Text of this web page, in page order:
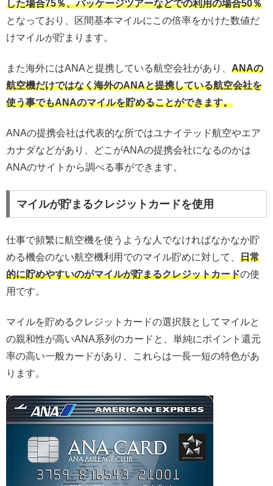
した場合75％、パッケージツアーなどでの利用の場合50％
となっており、区間基本マイルにこの倍率をかけた数値だ
けマイルが貯まります。
また海外にはANAと提携している航空会社があり、 ANAの
航空機だけではなく海外のANAと提携している航空会社を
使う事でもANAのマイルを貯めることができます。
ANAの提携会社は代表的な所ではユナイテッド航空やエア
カナダなどがあり、どこがANAの提携会社になるのかは
ANAのサイトから調べる事ができます。
マイルが貯まるクレジットカードを使用
仕事で頻繁に航空機を使うような人でなければなかなか貯
める機会のない航空機利用でのマイル貯めに対して、 日常
的に貯めやすいのがマイルが貯まるクレジットカードの使
用です。
マイルを貯めるクレジットカードの選択肢としてマイルと
の親和性が高いANA系列のカードと、単純にポイント還元
率の高い一般カードがあり、これらは一長一短の特色があ
ります。